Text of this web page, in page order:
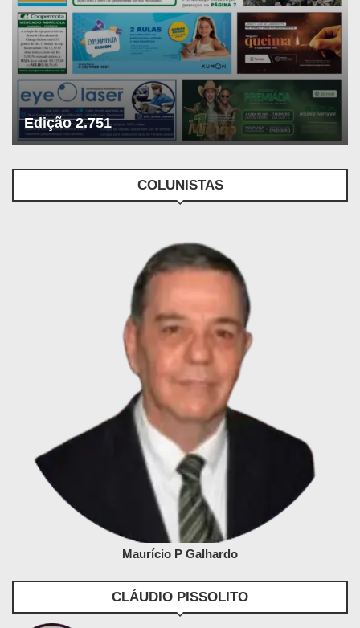
Edição 2.751
COLUNISTAS
Maurício P Galhardo
CLÁUDIO PISSOLITO